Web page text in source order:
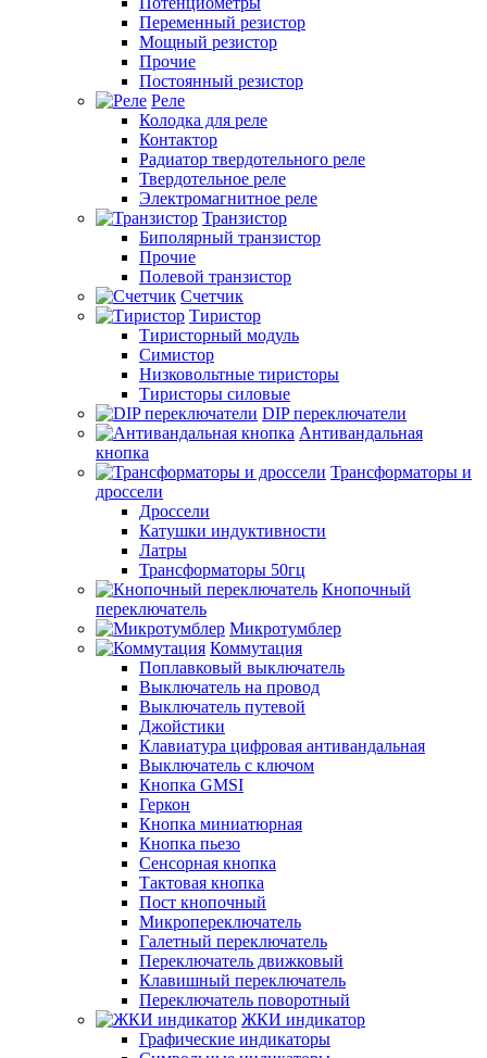
Переменный резистор
Мощный резистор
Прочие
Постоянный резистор
Реле
Колодка для реле
Контактор
Радиатор твердотельного реле
Твердотельное реле
Электромагнитное реле
Транзистор
Биполярный транзистор
Прочие
Полевой транзистор
Счетчик
Тиристор
Тиристорный модуль
Симистор
Низковольтные тиристоры
Тиристоры силовые
DIP переключатели
Антивандальная
кнопка
Трансформаторы и
дроссели
Дроссели
Катушки индуктивности
Латры
Трансформаторы 50гц
Кнопочный
переключатель
Микротумблер
Коммутация
Поплавковый выключатель
Выключатель на провод
Выключатель путевой
Джойстики
Клавиатура цифровая антивандальная
Выключатель с ключом
Кнопка GMSI
Геркон
Кнопка миниатюрная
Кнопка пьезо
Сенсорная кнопка
Тактовая кнопка
Пост кнопочный
Микропереключатель
Галетный переключатель
Переключатель движковый
Клавишный переключатель
Переключатель поворотный
ЖКИ индикатор
Графические индикаторы